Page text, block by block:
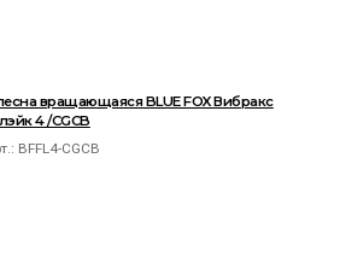
вращающаяся BLUE FOX Вибракс
4 /CGCB
BFFL4-CGCB